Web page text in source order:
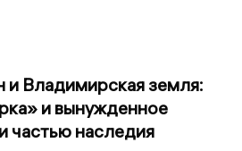
и Владимирская земля:
и вынужденное
частью наследия